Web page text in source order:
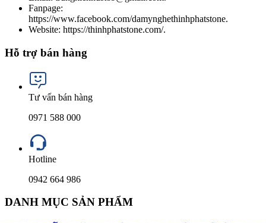
Fanpage:
https://www.facebook.com/damynghethinhphatstone.
Website: https://thinhphatstone.com/.
Hỗ trợ bán hàng
Tư vấn bán hàng
0971 588 000
Hotline
0942 664 986
DANH MỤC SẢN PHẨM